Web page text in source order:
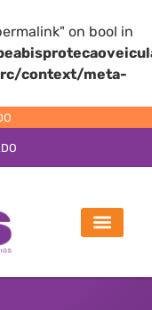
on bool in
context/meta-